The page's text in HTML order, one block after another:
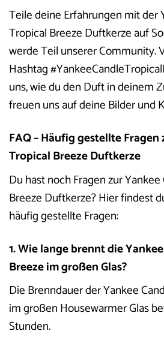
Teile deine Erfahrungen mit der
Tropical Breeze Duftkerze auf
werde Teil unserer Community.
Hashtag
uns, wie du den Duft in deinem
freuen uns auf deine Bilder und
FAQ – Häufig gestellte
Tropical Breeze Duftkerze
Du hast noch Fragen zur
Breeze Duftkerze? Hier findest
häufig gestellte Fragen:
1. Wie lange brennt die
Breeze im großen Glas?
Die Brenndauer der Yankee
im großen Housewarmer Glas
Stunden.